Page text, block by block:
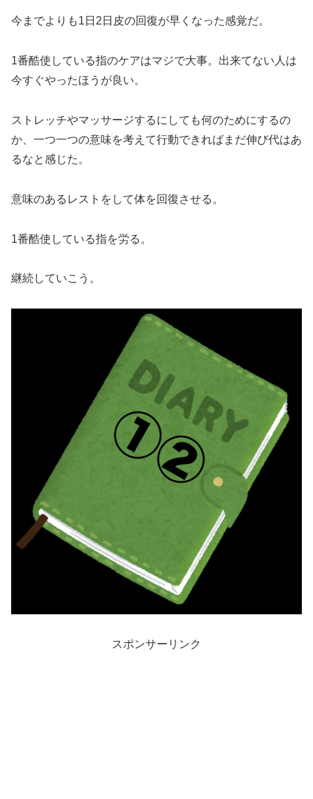
今までよりも1日2日皮の回復が早くなった感覚だ。
1番酷使している指のケアはマジで大事。出来てない人は
今すぐやったほうが良い。
ストレッチやマッサージするにしても何のためにするの
か、一つ一つの意味を考えて行動できればまだ伸び代はあ
るなと感じた。
意味のあるレストをして体を回復させる。
1番酷使している指を労る。
継続していこう。
スポンサーリンク